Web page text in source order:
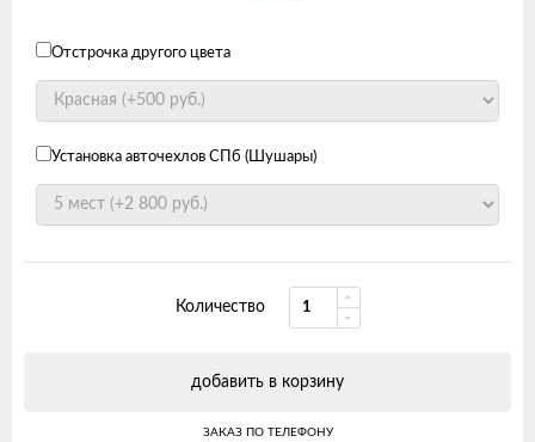
Отстрочка другого цвета
Установка авточехлов СПб (Шушары)
Количество
добавить в корзину
ЗАКАЗ ПО ТЕЛЕФОНУ